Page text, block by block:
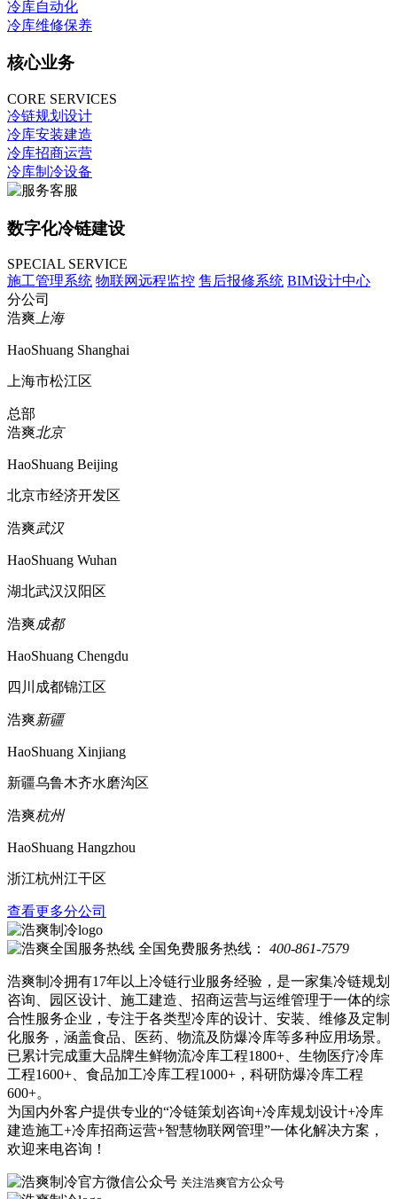
冷库自动化
冷库维修保养
核心业务
CORE SERVICES
冷链规划设计
冷库安装建造
冷库招商运营
冷库制冷设备
数字化冷链建设
SPECIAL SERVICE
施工管理系统 物联网远程监控 售后报修系统 BIM设计中心
分公司
浩爽上海
HaoShuang Shanghai
上海市松江区
总部
浩爽北京
HaoShuang Beijing
北京市经济开发区
浩爽武汉
HaoShuang Wuhan
湖北武汉汉阳区
浩爽成都
HaoShuang Chengdu
四川成都锦江区
浩爽新疆
HaoShuang Xinjiang
新疆乌鲁木齐水磨沟区
浩爽杭州
HaoShuang Hangzhou
浙江杭州江干区
查看更多分公司
全国免费服务热线： 400-861-7579
浩爽制冷拥有17年以上冷链行业服务经验，是一家集冷链规划
咨询、园区设计、施工建造、招商运营与运维管理于一体的综
合性服务企业，专注于各类型冷库的设计、安装、维修及定制
化服务，涵盖食品、医药、物流及防爆冷库等多种应用场景。
已累计完成重大品牌生鲜物流冷库工程1800+、生物医疗冷库
工程1600+、食品加工冷库工程1000+，科研防爆冷库工程
600+。
为国内外客户提供专业的“冷链策划咨询+冷库规划设计+冷库
建造施工+冷库招商运营+智慧物联网管理”一体化解决方案，
欢迎来电咨询！
关注浩爽官方公众号